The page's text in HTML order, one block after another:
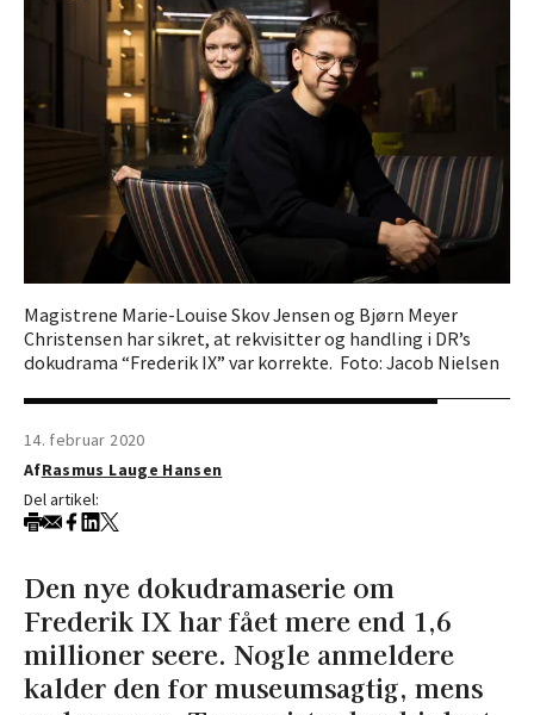
Magistrene Marie-Louise Skov Jensen og Bjørn Meyer
Christensen har sikret, at rekvisitter og handling i DR’s
dokudrama “Frederik IX” var korrekte. Foto: Jacob Nielsen
14. februar 2020
AfRasmus Lauge Hansen
Del artikel:
Den nye dokudramaserie om
Frederik IX har fået mere end 1,6
millioner seere. Nogle anmeldere
kalder den for museumsagtig, mens